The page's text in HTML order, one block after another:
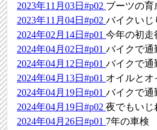
2023年11月03日#p02 ブーツの育
2023年11月04日#p02バイクいじ
2024年02月14日#p01今年の初走
2024年04月02日#p01バイクで通
2024年04月12日#p01バイクで通
2024年04月13日#p01 オイルとオ
2024年04月19日#p01バイクで通
2024年04月19日#p02夜でもいじ
2024年04月26日#p01 7年の車検